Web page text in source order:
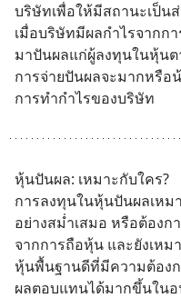
บริษัทเพื่อให้มีสถานะเป็น
เมื่อบริษัทมีผลกำไรจากก
มาปันผลแก่ผู้ลงทุนในหุ้น
การจ่ายปันผลจะมากหรื
การทำกำไรของบริษัท
หุ้นปันผล: เหมาะกับใคร?
การลงทุนในหุ้นปันผลเหม
อย่างสม่ำเสมอ หรือต้องก
จากการถือหุ้น และยังเห
หุ้นพื้นฐานดีที่มีความต้องก
ผลตอบแทนได้มากขึ้นใน